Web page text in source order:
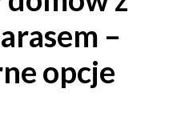
–
opcje